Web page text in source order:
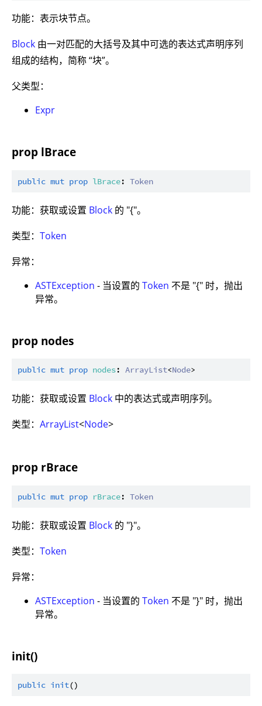
功能：表示块节点。
Block 由一对匹配的大括号及其中可选的表达式声明序列
组成的结构，简称 “块”。
父类型：
Expr
prop lBrace
public mut prop lBrace: Token
功能：获取或设置 Block 的 "{"。
类型： Token
异常：
ASTException - 当设置的 Token 不是 "{" 时，抛出
异常。
prop nodes
public mut prop nodes: ArrayList<Node
功能：获取或设置 Block 中的表达式或声明序列。
类型： ArrayList<Node>
prop rBrace
public mut prop rBrace: Token
功能：获取或设置 Block 的 "}"。
类型： Token
异常：
ASTException - 当设置的 Token 不是 "}" 时，抛出
异常。
init()
public init